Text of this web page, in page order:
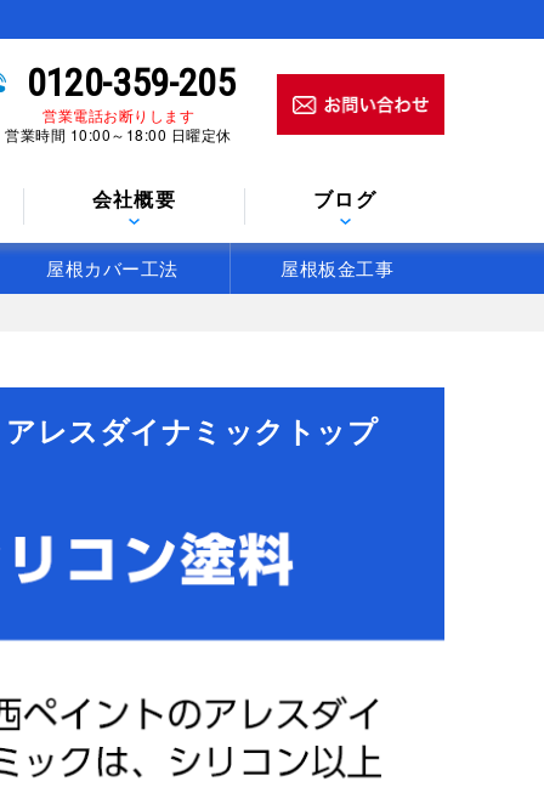
0120-359-205
営業電話お断りします
営業時間 10:00～18:00 日曜定休
会社概要 ブログ
屋根カバー工法 屋根板金工事
レスダイナミックトップ